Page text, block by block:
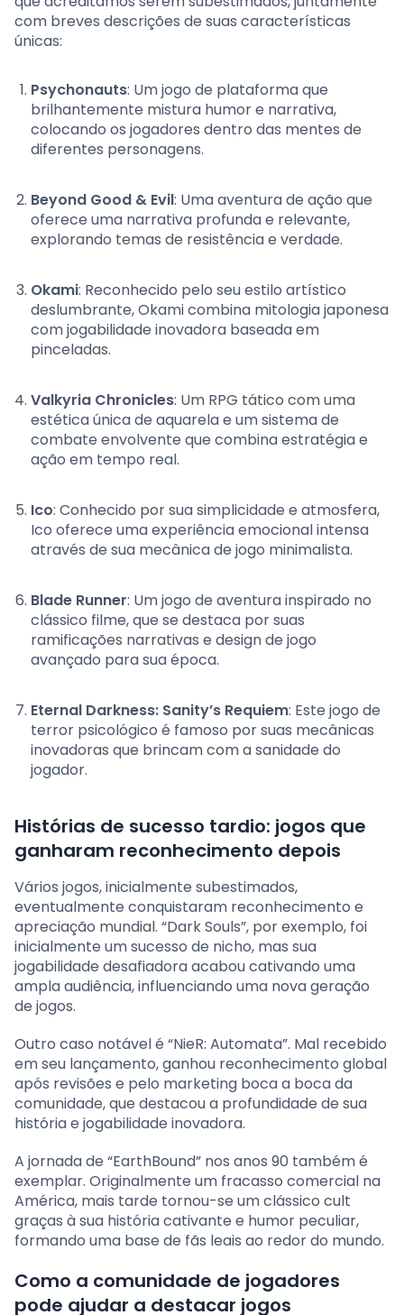
com breves descrições de suas características
únicas:
Psychonauts: Um jogo de plataforma que
brilhantemente mistura humor e narrativa,
colocando os jogadores dentro das mentes de
diferentes personagens.
Beyond Good & Evil: Uma aventura de ação que
oferece uma narrativa profunda e relevante,
explorando temas de resistência e verdade.
Okami: Reconhecido pelo seu estilo artístico
deslumbrante, Okami combina mitologia japonesa
com jogabilidade inovadora baseada em
pinceladas.
Valkyria Chronicles: Um RPG tático com uma
estética única de aquarela e um sistema de
combate envolvente que combina estratégia e
ação em tempo real.
Ico: Conhecido por sua simplicidade e atmosfera,
Ico oferece uma experiência emocional intensa
através de sua mecânica de jogo minimalista.
Blade Runner: Um jogo de aventura inspirado no
clássico filme, que se destaca por suas
ramificações narrativas e design de jogo
avançado para sua época.
Eternal Darkness: Sanity’s Requiem: Este jogo de
terror psicológico é famoso por suas mecânicas
inovadoras que brincam com a sanidade do
jogador.
Histórias de sucesso tardio: jogos que
ganharam reconhecimento depois
Vários jogos, inicialmente subestimados,
eventualmente conquistaram reconhecimento e
apreciação mundial. “Dark Souls”, por exemplo, foi
inicialmente um sucesso de nicho, mas sua
jogabilidade desafiadora acabou cativando uma
ampla audiência, influenciando uma nova geração
de jogos.
Outro caso notável é “NieR: Automata”. Mal recebido
em seu lançamento, ganhou reconhecimento global
após revisões e pelo marketing boca a boca da
comunidade, que destacou a profundidade de sua
história e jogabilidade inovadora.
A jornada de “EarthBound” nos anos 90 também é
exemplar. Originalmente um fracasso comercial na
América, mais tarde tornou-se um clássico cult
graças à sua história cativante e humor peculiar,
formando uma base de fãs leais ao redor do mundo.
Como a comunidade de jogadores
pode ajudar a destacar jogos